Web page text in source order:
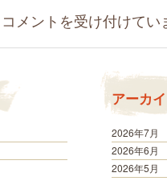
自
室
館
に
方
法
コメントを受け付けてい
アーカ
2026年7月
2026年6月
2026年5月